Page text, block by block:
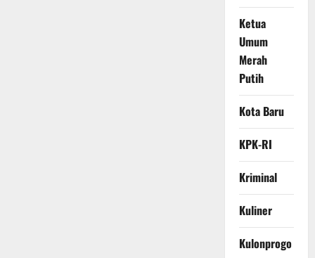
Ketua
Umum
Merah
Putih
Kota Baru
KPK-RI
Kriminal
Kuliner
Kulonprogo